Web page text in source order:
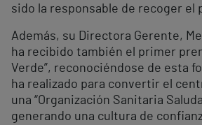
sido la responsable de recoger el
Además, su Directora Gerente,
ha recibido también el primer
Verde”, reconociéndose de esta
ha realizado para convertir el
una “Organización Sanitaria
generando una cultura de